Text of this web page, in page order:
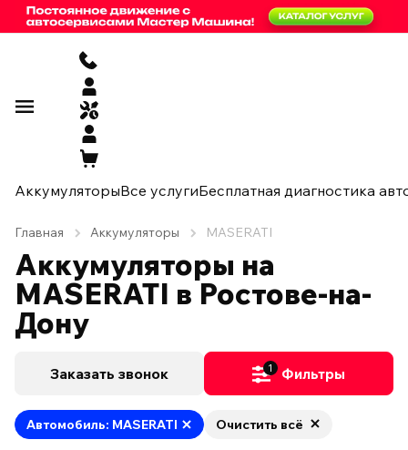
АккумуляторыВсе услугиБесплатная диагностика
Главная Аккумуляторы MASERATI
Аккумуляторы на
MASERATI в Ростове-на-
Дону
Заказать звонок 1 Фильтры
Автомобиль: MASERATI Очистить всё